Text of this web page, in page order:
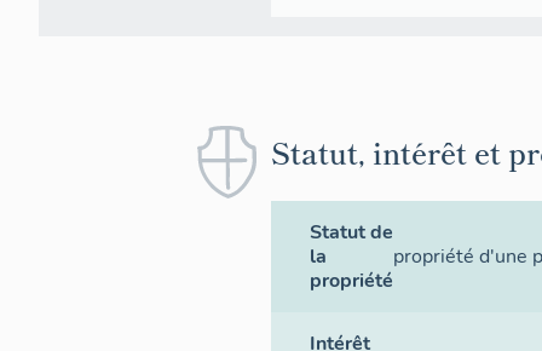
Statut, intérêt et
Statut de
la
propriété
propriété d'une
Intérêt